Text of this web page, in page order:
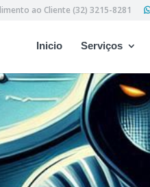
ao Cliente (32) 3215-8281
Inicio Serviços